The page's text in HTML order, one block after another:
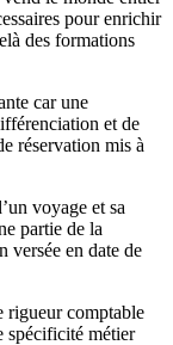
d’un
dans son
NOTRE
est
leur annoncer
sont
pour se faire
peut être
pour enrichir
des formations
car une
et de
réservation mis à
voyage et sa
partie de la
versée en date de
rigueur comptable
spécificité métier